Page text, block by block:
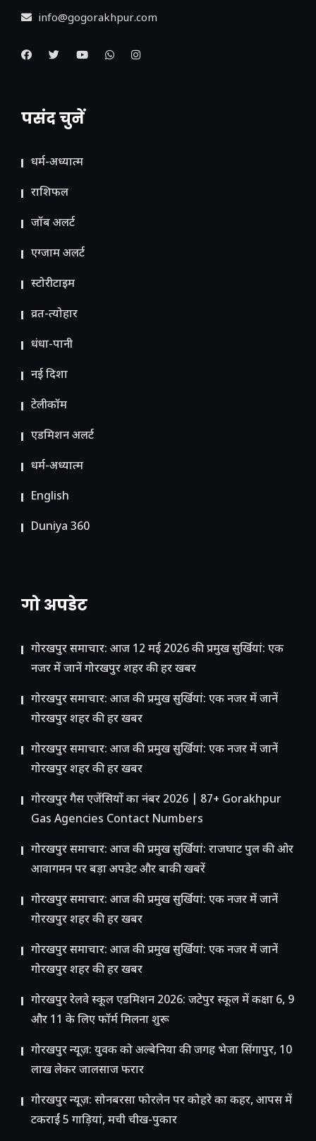
info@gogorakhpur.com
पसंद चुनें
धर्म-अध्यात्म
राशिफल
जॉब अलर्ट
एग्जाम अलर्ट
स्टोरीटाइम
व्रत-त्योहार
धंधा-पानी
नई दिशा
टेलीकॉम
ए​डमिशन अलर्ट
धर्म-अध्यात्म
English
Duniya 360
गो अपडेट
गोरखपुर समाचार: आज 12 मई 2026 की प्रमुख सुर्खियां: एक
नजर में जानें गोरखपुर शहर की हर खबर
गोरखपुर समाचार: आज की प्रमुख सुर्खियां: एक नजर में जानें
गोरखपुर शहर की हर खबर
गोरखपुर समाचार: आज की प्रमुख सुर्खियां: एक नजर में जानें
गोरखपुर शहर की हर खबर
गोरखपुर गैस एजेंसियों का नंबर 2026 | 87+ Gorakhpur
Gas Agencies Contact Numbers
गोरखपुर समाचार: आज की प्रमुख सुर्खियां: राजघाट पुल की ओर
आवागमन पर बड़ा अपडेट और बाकी खबरें
गोरखपुर समाचार: आज की प्रमुख सुर्खियां: एक नजर में जानें
गोरखपुर शहर की हर खबर
गोरखपुर समाचार: आज की प्रमुख सुर्खियां: एक नजर में जानें
गोरखपुर शहर की हर खबर
गोरखपुर रेलवे स्कूल एडमिशन 2026: जटेपुर स्कूल में कक्षा 6, 9
और 11 के लिए फॉर्म मिलना शुरू
गोरखपुर न्यूज़: युवक को अल्बेनिया की जगह भेजा सिंगापुर, 10
लाख लेकर जालसाज फरार
गोरखपुर न्यूज़: सोनबरसा फोरलेन पर कोहरे का कहर, आपस में
टकराईं 5 गाड़ियां, मची चीख-पुकार